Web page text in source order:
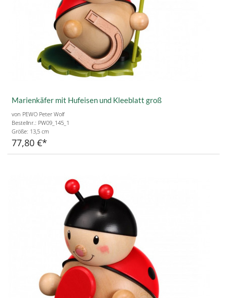
Marienkäfer mit Hufeisen und Kleeblatt groß
von PEWO Peter Wolf
Bestellnr.: PW09_145_1
Größe: 13,5 cm
77,80 €